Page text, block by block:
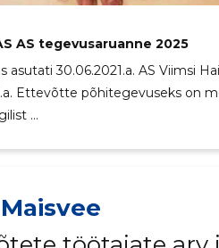
AS tegevusaruanne 2025
asutati 30.06.2021.a. AS Viimsi
Ettevõtte põhitegevuseks on
...